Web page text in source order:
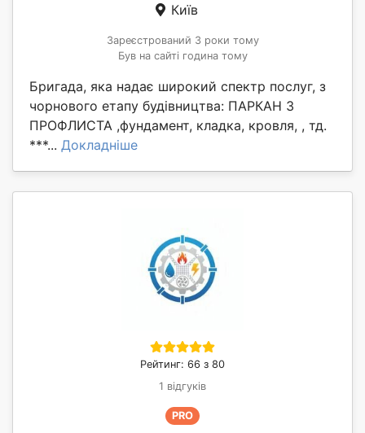
Київ
Зареєстрований 3 роки тому
Був на сайті година тому
Бригада, яка надає широкий спектр послуг, з
чорнового етапу будівництва: ПАРКАН З
ПРОФЛИСТА ,фундамент, кладка, кровля, , тд.
***... Докладніше
Рейтинг: 66 з 80
1 відгуків
PRO